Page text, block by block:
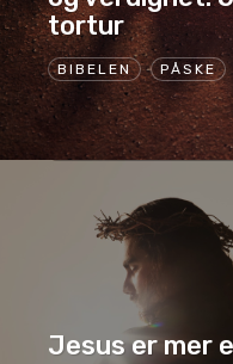
BIBELEN PÅSKE
tortur
Jesus er mer